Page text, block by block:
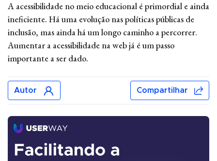
A acessibilidade no meio educacional é primordial e ainda
ineficiente. Há uma evolução nas políticas públicas de
inclusão, mas ainda há um longo caminho a percorrer.
Aumentar a acessibilidade na web já é um passo
importante a ser dado.
Autor
moran_vizel
Compartilhar